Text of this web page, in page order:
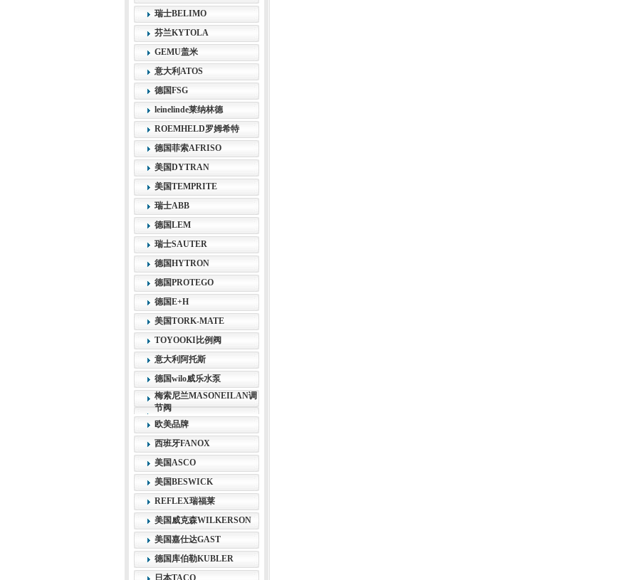
瑞士BELIMO
芬兰KYTOLA
GEMU盖米
意大利ATOS
德国FSG
leinelinde莱纳林德
ROEMHELD罗姆希特
德国菲索AFRISO
美国DYTRAN
美国TEMPRITE
瑞士ABB
德国LEM
瑞士SAUTER
德国HYTRON
德国PROTEGO
德国E+H
美国TORK-MATE
TOYOOKI比例阀
意大利阿托斯
德国wilo威乐水泵
梅索尼兰MASONEILAN调
节阀
欧美品牌
西班牙FANOX
美国ASCO
美国BESWICK
REFLEX瑞福莱
美国威克森WILKERSON
美国嘉仕达GAST
德国库伯勒KUBLER
日本TACO